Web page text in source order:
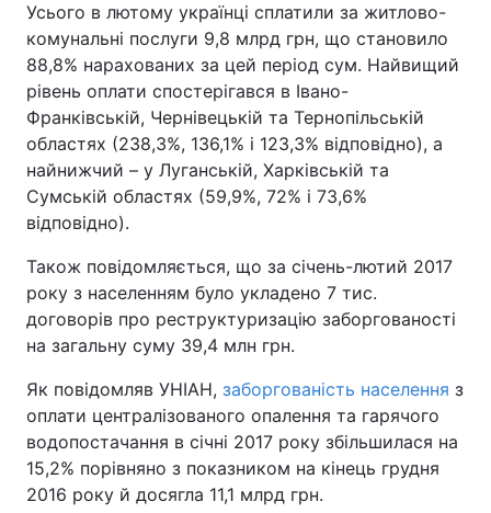
Усього в лютому українці сплатили за житлово-
комунальні послуги 9,8 млрд грн, що становило
88,8% нарахованих за цей період сум. Найвищий
рівень оплати спостерігався в Івано-
Франківській, Чернівецькій та Тернопільській
областях (238,3%, 136,1% і 123,3% відповідно), а
найнижчий – у Луганській, Харківській та
Сумській областях (59,9%, 72% і 73,6%
відповідно).
Також повідомляється, що за січень-лютий 2017
року з населенням було укладено 7 тис.
договорів про реструктуризацію заборгованості
на загальну суму 39,4 млн грн.
Як повідомляв УНІАН, заборгованість населення з
оплати централізованого опалення та гарячого
водопостачання в січні 2017 року збільшилася на
15,2% порівняно з показником на кінець грудня
2016 року й досягла 11,1 млрд грн.